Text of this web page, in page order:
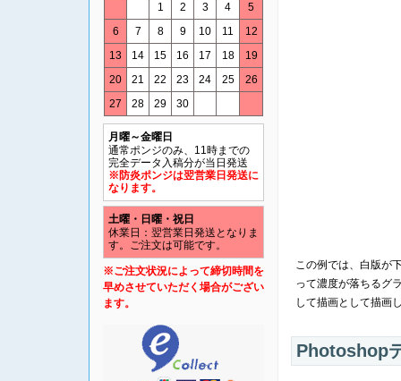
この例では、白版が
って濃度が落ちるグ
して描画として描画
Photoshop
1 2 3 4
5
6
7 8 9 10 11
12
13
14 15 16 17 18
19
20
21 22 23 24 25
26
27
28 29 30
月曜～金曜日
通常ポンジのみ、11時までの
完全データ入稿分が当日発送
※防炎ポンジは翌営業日発送に
なります。
土曜・日曜・祝日
休業日：翌営業日発送となりま
す。ご注文は可能です。
※ご注文状況によって締切時間を
早めさせていただく場合がござい
ます。